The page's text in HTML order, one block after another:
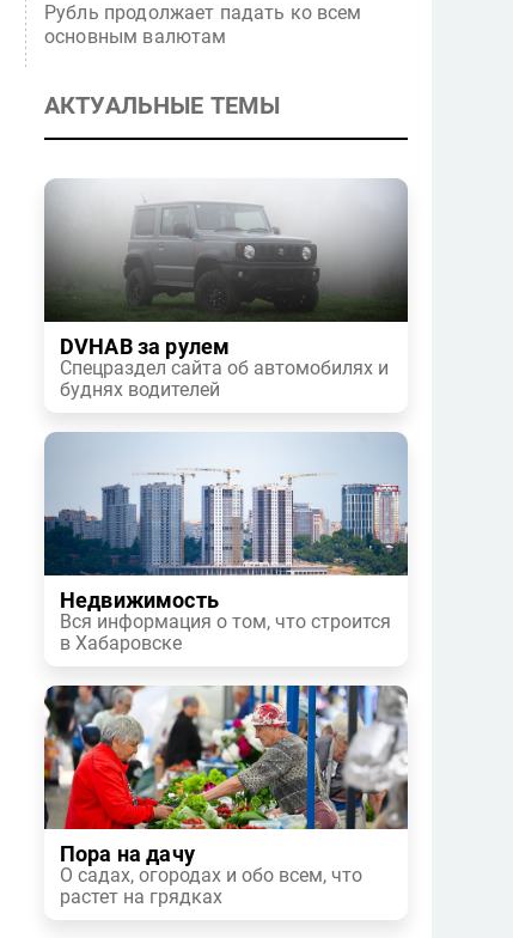
Рубль продолжает падать ко всем
основным валютам
АКТУАЛЬНЫЕ ТЕМЫ
DVHAB за рулем
Спецраздел сайта об автомобилях и
буднях водителей
Недвижимость
Вся информация о том, что строится
в Хабаровске
Пора на дачу
О садах, огородах и обо всем, что
растет на грядках